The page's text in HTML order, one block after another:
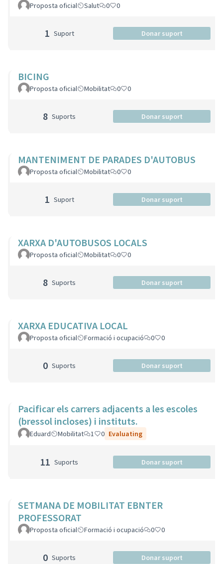
Proposta oficial Salut 0 0
1 Suport Donar suport
BICING
Proposta oficial Mobilitat 0 0
8 Suports Donar suport
MANTENIMENT DE PARADES D'AUTOBUS
Proposta oficial Mobilitat 0 0
1 Suport Donar suport
XARXA D'AUTOBUSOS LOCALS
Proposta oficial Mobilitat 0 0
8 Suports Donar suport
XARXA EDUCATIVA LOCAL
Proposta oficial Formació i ocupació 0 0
0 Suports Donar suport
Pacificar els carrers adjacents a les escoles
(bressol incloses) i instituts.
Eduard Mobilitat 1 0 Evaluating
11 Suports Donar suport
SETMANA DE MOBILITAT EBNTER
PROFESSORAT
Proposta oficial Formació i ocupació 0 0
0 Suports Donar suport